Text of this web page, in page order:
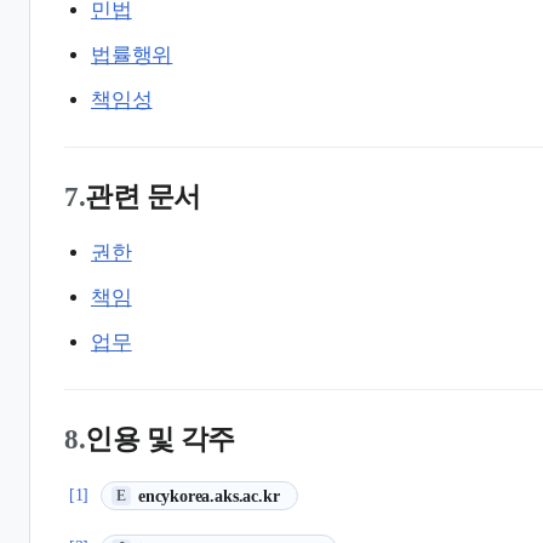
민법
법률행위
책임성
7.관련 문서
권한
책임
업무
8.인용 및 각주
[1] E encykorea.aks.ac.kr
(새 탭에서 열림)